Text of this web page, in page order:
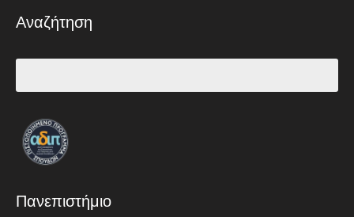
Αναζήτηση
Πανεπιστήμιο